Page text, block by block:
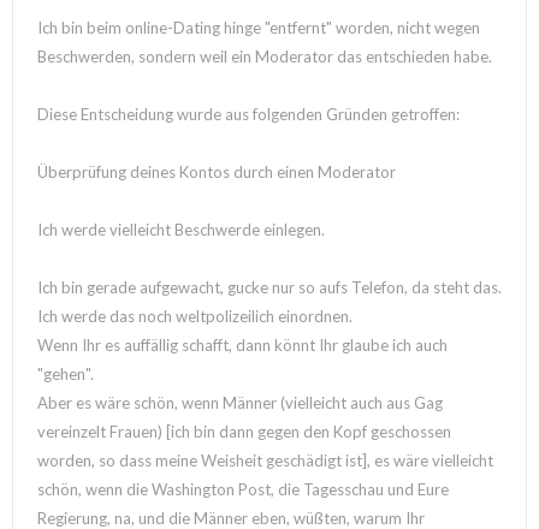
Ich bin beim online-Dating hinge "entfernt" worden, nicht wegen
Beschwerden, sondern weil ein Moderator das entschieden habe.
Diese Entscheidung wurde aus folgenden Gründen getroffen:
Überprüfung deines Kontos durch einen Moderator
Ich werde vielleicht Beschwerde einlegen.
Ich bin gerade aufgewacht, gucke nur so aufs Telefon, da steht das.
Ich werde das noch weltpolizeilich einordnen.
Wenn Ihr es auffällig schafft, dann könnt Ihr glaube ich auch
"gehen".
Aber es wäre schön, wenn Männer (vielleicht auch aus Gag
vereinzelt Frauen) [ich bin dann gegen den Kopf geschossen
worden, so dass meine Weisheit geschädigt ist], es wäre vielleicht
schön, wenn die Washington Post, die Tagesschau und Eure
Regierung, na, und die Männer eben, wüßten, warum Ihr